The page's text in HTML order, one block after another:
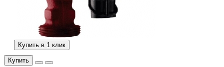
Купить в 1 клик
Купить